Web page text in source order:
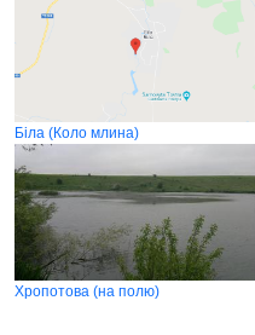
Біла (Коло млина)
Хропотова (на полю)